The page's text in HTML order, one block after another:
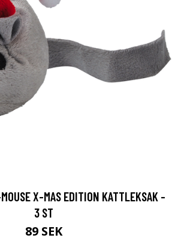
X-MAS EDITION KATTLEKSAK -
3 ST
89 SEK